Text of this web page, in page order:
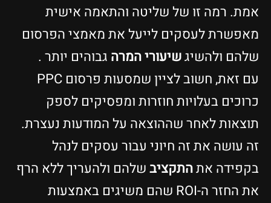
אמת. רמה זו של שליטה והתאמה אישית
מאפשרת לעסקים לייעל את מאמצי הפרסום
שלהם ולהשיגשיעורי המרה גבוהים יותר .
עם זאת, חשוב לציין שמסעות פרסום PPC
כרוכים בעלויות חוזרות ומפסיקים לספק
תוצאות לאחר שההוצאה על המודעות נעצרת.
זה עושה את זה חיוני עבור עסקים לנהל
בקפידה אתהתקציבשלהם ולהעריך ללא הרף
את החזר ה-ROI שהם משיגים באמצעות